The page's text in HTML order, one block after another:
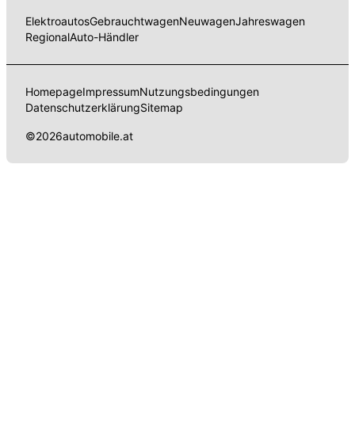
ElektroautosGebrauchtwagenNeuwagenJahreswagen
RegionalAuto-Händler
HomepageImpressumNutzungsbedingungen
DatenschutzerklärungSitemap
©2026automobile.at